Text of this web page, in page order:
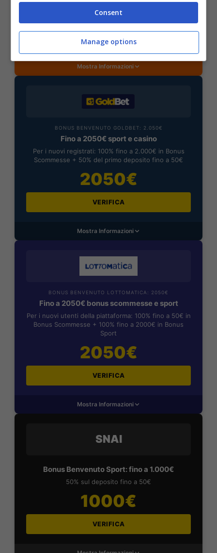
200€
VERIFICA
Mostra Informazioni
BONUS BENVENUTO GOLDBET: 2.050€
Fino a 2050€ sport e casino
Per i nuovi registrati: 100% fino a 2.000€ in Bonus
Scommesse + 50% del primo deposito fino a 50€
2050€
VERIFICA
Mostra Informazioni
BONUS BENVENUTO LOTTOMATICA: 2050€
Fino a 2050€ bonus scommesse e sport
Per i nuovi utenti della piattaforma: 100% fino a 50€ in
Bonus Scommesse + 100% fino a 2000€ in Bonus
Sport
2050€
VERIFICA
Mostra Informazioni
SNAI
Bonus Benvenuto Sport: fino a 1.000€
50% sul deposito fino a 50€
1000€
VERIFICA
Consent
Manage options